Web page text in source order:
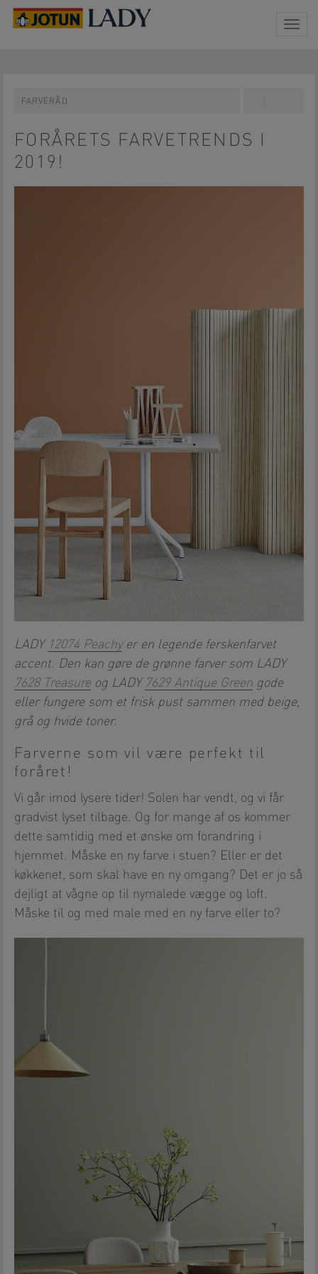
FARVERÅD
Facebook
FORÅRETS FARVETRENDS I
2019!
LADY 12074 Peachyer en legende ferskenfarvet
accent. Den kan gøre de grønne farver som LADY
7628 Treasure og LADY 7629 Antique Green gode
eller fungere som et frisk pust sammen med beige,
grå og hvide toner.
Farverne som vil være perfekt til
foråret!
Vi går imod lysere tider! Solen har vendt, og vi får
gradvist lyset tilbage. Og for mange af os kommer
dette samtidig med et ønske om forandring i
hjemmet. Måske en ny farve i stuen? Eller er det
køkkenet, som skal have en ny omgang? Det er jo så
dejligt at vågne op til nymalede vægge og loft.
Måske til og med male med en ny farve eller to?